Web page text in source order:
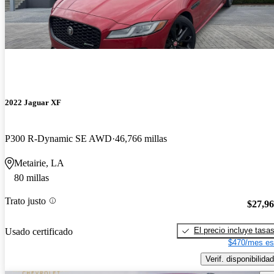
2022 Jaguar XF
P300 R-Dynamic SE AWD 46,766 millas
Metairie, LA
80 millas
Trato justo
Usado certificado
El precio incluye tasas
$470/mes
Verif. disponibilidad